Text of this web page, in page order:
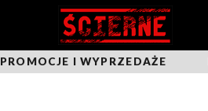
PROMOCJE I WYPRZEDAŻE